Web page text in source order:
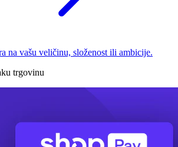
na vašu veličinu, složenost ili ambicije.
trgovinu